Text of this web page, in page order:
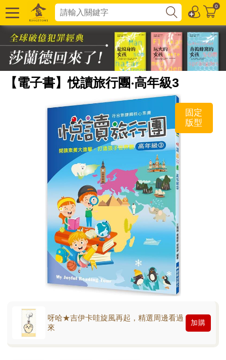
0
【電子書】悅讀旅行團‧高年級3
固定
版型
呀哈★吉伊卡哇旋風再起，精選周邊看過
來
加購